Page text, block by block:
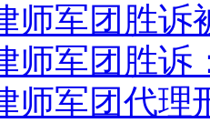
师军团胜诉
师军团胜诉
师军团代理